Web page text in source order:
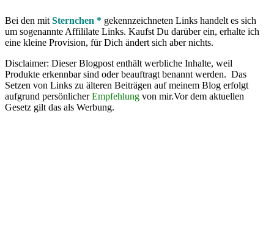
Bei den mit Sternchen * gekennzeichneten Links handelt es sich
um sogenannte Affililate Links. Kaufst Du darüber ein, erhalte ich
eine kleine Provision, für Dich ändert sich aber nichts.
Disclaimer: Dieser Blogpost enthält werbliche Inhalte, weil
Produkte erkennbar sind oder beauftragt benannt werden. Das
Setzen von Links zu älteren Beiträgen auf meinem Blog erfolgt
aufgrund persönlicherEmpfehlung von mir.Vor dem aktuellen
Gesetz gilt das als Werbung.